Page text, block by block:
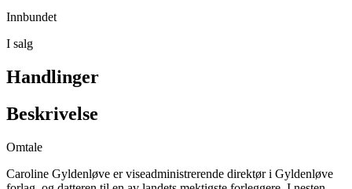
Innbundet
I salg
Handlinger
Beskrivelse
Omtale
Caroline Gyldenløve er viseadministrerende direktør i Gyldenløve